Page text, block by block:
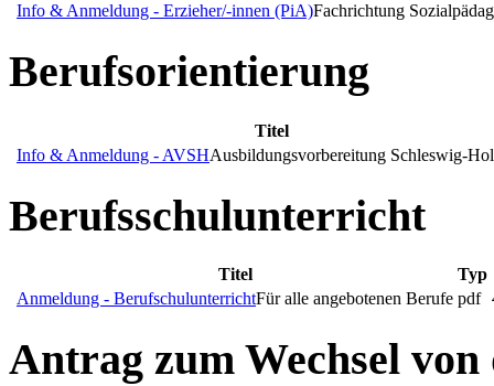
Info & Anmeldung - Erzieher/-innen (PiA)Fachrichtung
Berufsorientierung
Titel
Info & Anmeldung - AVSHAusbildungsvorbereitung Schleswig-
Berufsschulunterricht
Titel
Typ
Anmeldung - BerufschulunterrichtFür alle angebotenen Berufe pdf
Antrag zum Wechsel